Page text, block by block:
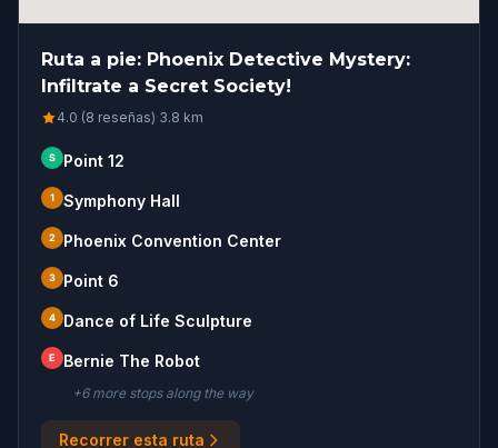
Ruta a pie: Phoenix Detective Mystery:
Infiltrate a Secret Society!
4.0 (8 reseñas)·3.8 km
S Point 12
1 Symphony Hall
2 Phoenix Convention Center
3 Point 6
4 Dance of Life Sculpture
E Bernie The Robot
+6more stopsalong the way
Recorrer esta ruta